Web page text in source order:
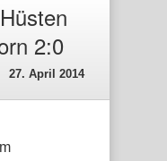
2:0
27. April 2014